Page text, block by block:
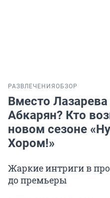
РАЗВЛЕЧЕНИЯ ОБЗОР
Вместо
Абкарян? Кто
новом сезоне
Хором!»
Жаркие интриги в
до премьеры